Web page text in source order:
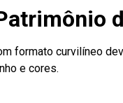
formato curvilíneo
e cores.